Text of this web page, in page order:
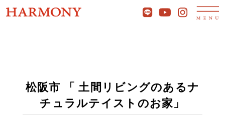
松阪市 「 土間リビングのあるナ
チュラルテイストのお家」